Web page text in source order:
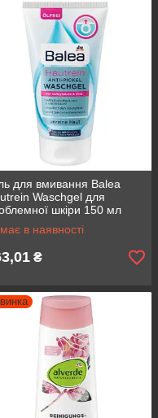
для вмивання Balea
Waschgel для
шкіри 150 мл
в наявності
₴